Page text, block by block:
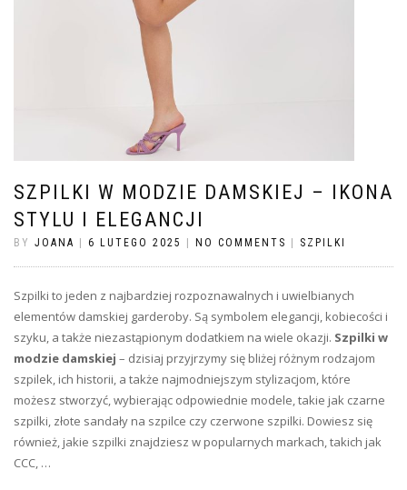
SZPILKI W MODZIE DAMSKIEJ – IKONA
STYLU I ELEGANCJI
BY JOANA 6 LUTEGO 2025 NO COMMENTS SZPILKI
Szpilki to jeden z najbardziej rozpoznawalnych i uwielbianych
elementów damskiej garderoby. Są symbolem elegancji, kobiecości i
szyku, a także niezastąpionym dodatkiem na wiele okazji. Szpilki w
modzie damskiej – dzisiaj przyjrzymy się bliżej różnym rodzajom
szpilek, ich historii, a także najmodniejszym stylizacjom, które
możesz stworzyć, wybierając odpowiednie modele, takie jak czarne
szpilki, złote sandały na szpilce czy czerwone szpilki. Dowiesz się
również, jakie szpilki znajdziesz w popularnych markach, takich jak
CCC, …